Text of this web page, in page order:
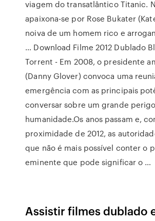
viagem do transatlântico Titanic.
apaixona-se por Rose Bukater
noiva de um homem rico e
… Download Filme 2012 Dublado
Torrent - Em 2008, o presidente
(Danny Glover) convoca uma
emergência com as principais
conversar sobre um grande
humanidade.Os anos passam e,
proximidade de 2012, as
que não é mais possível conter o
eminente que pode significar o …
Assistir filmes dublado